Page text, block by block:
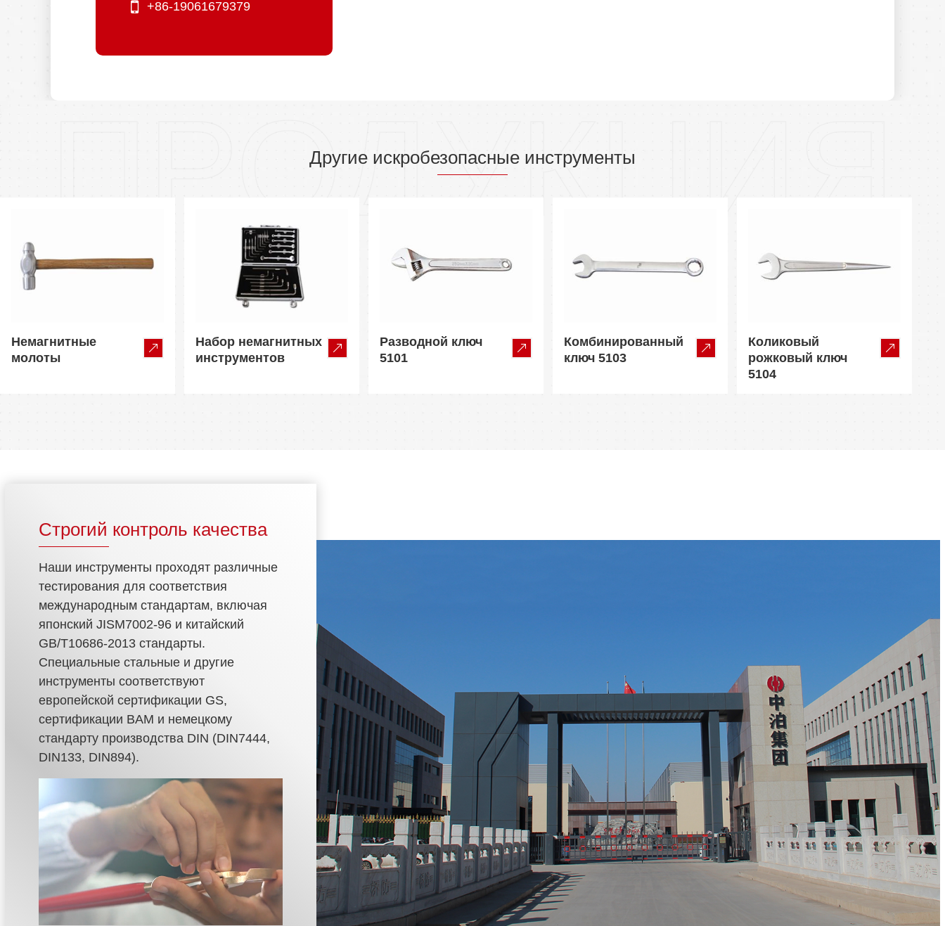
+86-19061679379
ПРОДУКЦИЯ
Другие искробезопасные инструменты
Немагнитные
молоты
Набор немагнитных
инструментов
Разводной ключ
5101
Комбинированный
ключ 5103
Коликовый
рожковый ключ
5104
Строгий контроль качества
Наши инструменты проходят различные
тестирования для соответствия
международным стандартам, включая
японский JISM7002-96 и китайский
GB/T10686-2013 стандарты.
Специальные стальные и другие
инструменты соответствуют
европейской сертификации GS,
сертификации BAM и немецкому
стандарту производства DIN (DIN7444,
DIN133, DIN894).